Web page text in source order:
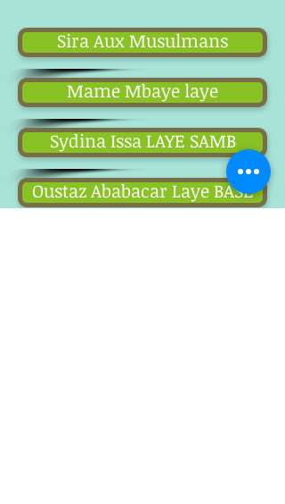
Sira Aux Musulmans
Mame Mbaye laye
Sydina Issa LAYE SAMB
Oustaz Ababacar Laye BASE